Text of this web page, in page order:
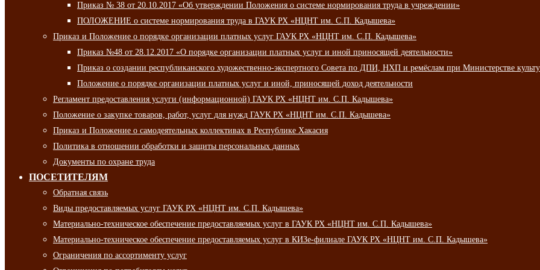
Приказ № 38 от 20.10.2017 «Об утверждении Положения о системе нормирования труда в учреждении»
ПОЛОЖЕНИЕ о системе нормирования труда в ГАУК РХ «НЦНТ им. С.П. Кадышева»
Приказ и Положение о порядке организации платных услуг ГАУК РХ «НЦНТ им. С.П. Кадышева»
Приказ №48 от 28.12.2017 «О порядке организации платных услуг и иной приносящей деятельности»
Приказ о создании республиканского художественно-экспертного Совета по ДПИ, НХП и ремёслам при Министерстве
Положение о порядке организации платных услуг и иной, приносящей доход деятельности
Регламент предоставления услуги (информационной) ГАУК РХ «НЦНТ им. С.П. Кадышева»
Положение о закупке товаров, работ, услуг для нужд ГАУК РХ «НЦНТ им. С.П. Кадышева»
Приказ и Положение о самодеятельных коллективах в Республике Хакасия
Политика в отношении обработки и защиты персональных данных
Документы по охране труда
ПОСЕТИТЕЛЯМ
Обратная связь
Виды предоставляемых услуг ГАУК РХ «НЦНТ им. С.П. Кадышева»
Материально-техническое обеспечение предоставляемых услуг в ГАУК РХ «НЦНТ им. С.П. Кадышева»
Материально-техническое обеспечение предоставляемых услуг в КИЗе-филиале ГАУК РХ «НЦНТ им. С.П. Кадышева»
Ограничения по ассортименту услуг